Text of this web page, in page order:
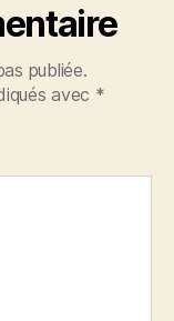
publiée.
avec *